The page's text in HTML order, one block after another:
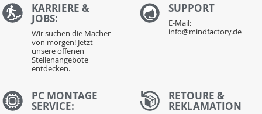
KARRIERE &
JOBS:
Wir suchen die Macher
von morgen! Jetzt
unsere offenen
Stellenangebote
entdecken.
SUPPORT
E-Mail:
info@mindfactory.de
PC MONTAGE
SERVICE:
RETOURE &
REKLAMATION